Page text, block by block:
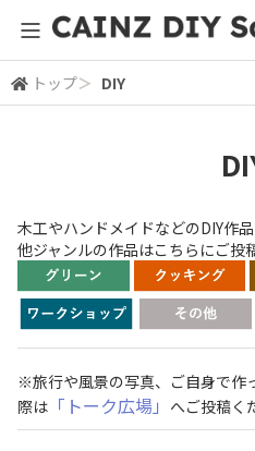
全体検索
トップ＞ DIY
木工やハンドメイドなどのDIY作
他ジャンルの作品はこちらにご投
※旅行や風景の写真、ご自身で作
際は 「トーク広場」 へご投稿く